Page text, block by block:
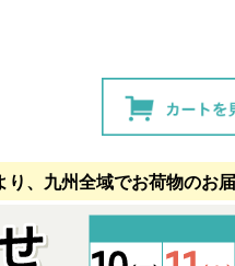
り、九州全域でお荷物のお